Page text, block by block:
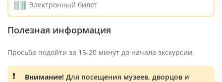
Электронный билет
Полезная информация
Просьба подойти за 15-20 минут до начала экскурсии.
Внимание! Для посещения музеев, дворцов и